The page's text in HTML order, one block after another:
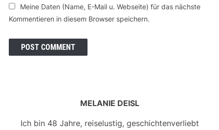
Meine Daten (Name, E-Mail u. Webseite) für das nächste
Kommentieren in diesem Browser speichern.
MELANIE DEISL
Ich bin 48 Jahre, reiselustig, geschichtenverliebt